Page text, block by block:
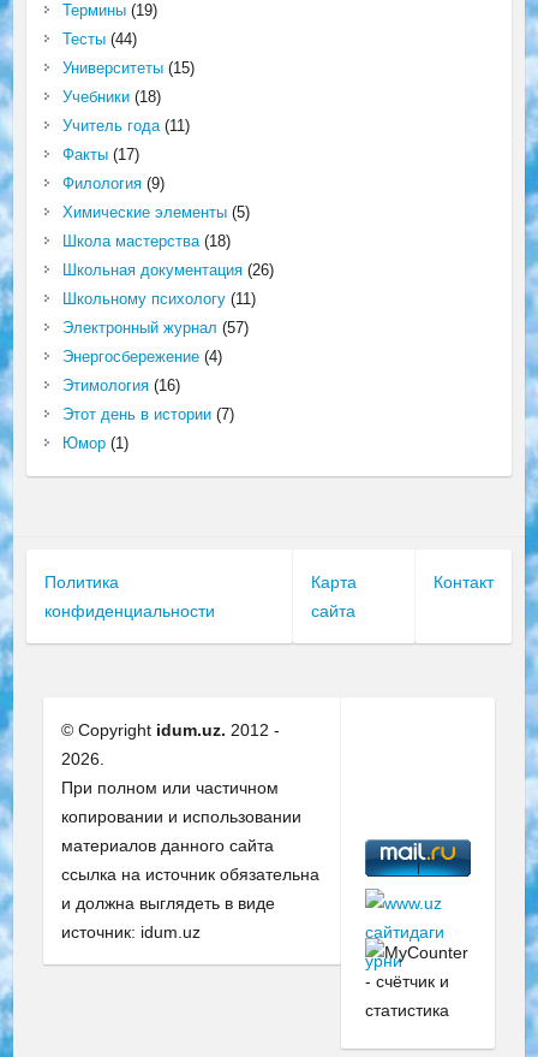
Термины(19)
Тесты(44)
Университеты(15)
Учебники(18)
Учитель года(11)
Факты(17)
Филология(9)
Химические элементы(5)
Школа мастерства(18)
Школьная документация(26)
Школьному психологу(11)
Электронный журнал (57)
Энергосбережение(4)
Этимология(16)
Этот день в истории(7)
Юмор(1)
Политика
конфиденциальности
Карта
сайта
Контакт
© Copyright idum.uz. 2012 -
2026.
При полном или частичном
копировании и использовании
материалов данного сайта
ссылка на источник обязательна
и должна выглядеть в виде
источник: idum.uz